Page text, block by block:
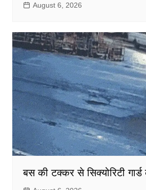
August 6, 2026
बस की टक्कर से सिक्योरिटी गार्ड